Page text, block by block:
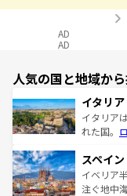
AD
AD
人気の国と地域か
イタリア
イタリア
れた国。
ろん、ト
景など、
ピザやパ
スペイン
イベリア
注ぐ地中